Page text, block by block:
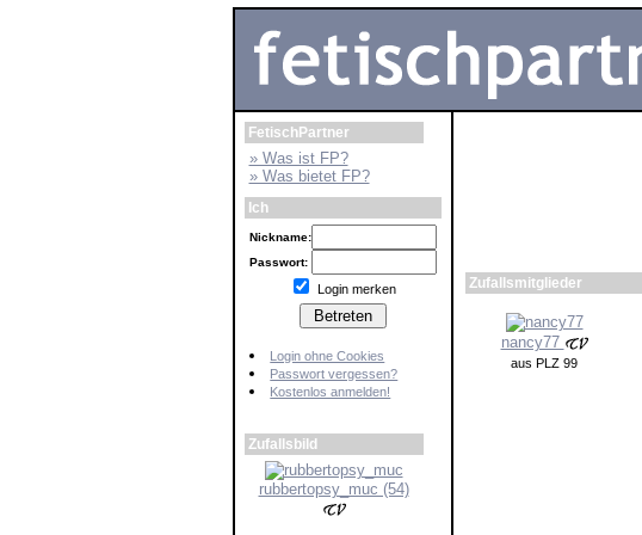
FetischPartner
» Was ist FP?
» Was bietet FP?
Ich
Nickname:
Passwort:
Login merken
Login ohne Cookies
Passwort vergessen?
Kostenlos anmelden!
Zufallsbild
rubbertopsy_muc (54)